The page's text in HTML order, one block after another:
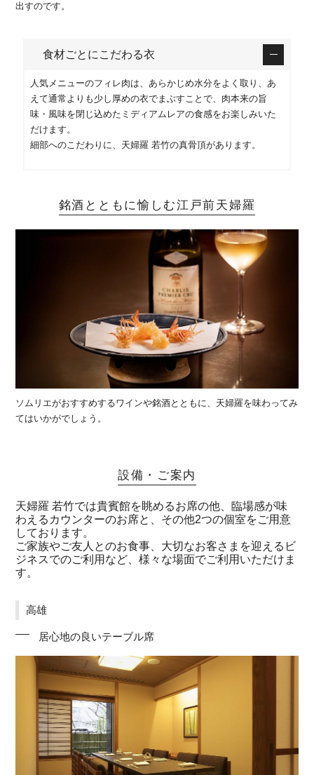
出すのです。
食材ごとにこだわる衣
人気メニューのフィレ肉は、あらかじめ水分をよく取り、あ
えて通常よりも少し厚めの衣でまぶすことで、肉本来の旨
味・風味を閉じ込めたミディアムレアの食感をお楽しみいた
だけます。
細部へのこだわりに、天婦羅 若竹の真骨頂があります。
銘酒とともに愉しむ江戸前天婦羅
ソムリエがおすすめするワインや銘酒とともに、天婦羅を味わってみ
てはいかがでしょう。
設備・ご案内
天婦羅 若竹では貴賓館を眺めるお席の他、臨場感が味
わえるカウンターのお席と、その他2つの個室をご用意
しております。
ご家族やご友人とのお食事、大切なお客さまを迎えるビ
ジネスでのご利用など、様々な場面でご利用いただけま
す。
高雄
居心地の良いテーブル席